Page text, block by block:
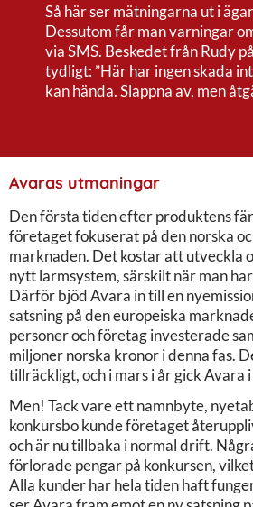
Så här ser mätningarna ut i
Dessutom får man varningar
via SMS. Beskedet från Rudy
tydligt: ”Här har ingen skada
kan hända. Slappna av, men
Avaras utmaningar
Den första tiden efter produktens
företaget fokuserat på den norska
marknaden. Det kostar att utveckla
nytt larmsystem, särskilt när man
Därför bjöd Avara in till en
satsning på den europeiska
personer och företag investerade
miljoner norska kronor i denna fas.
tillräckligt, och i mars i år gick Avara
Men! Tack vare ett namnbyte,
konkursbo kunde företaget
och är nu tillbaka i normal drift.
förlorade pengar på konkursen,
Alla kunder har hela tiden haft